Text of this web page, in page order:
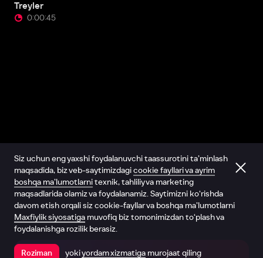
Treyler
0:00:45
Ilovada ochish
Siz uchun eng yaxshi foydalanuvchi taassurotini ta’minlash
maqsadida, biz veb-saytimizdagicookie fayllari va ayrim
boshqa ma’lumotlarnitexnik, tahliliy va marketing
maqsadlarida olamiz va foydalanamiz. Saytimizni ko‘rishda
davom etish orqali siz cookie-fayllar va boshqa ma’lumotlarni
Maxfiylik siyosatiga muvofiq biz tomonimizdan to‘plash va
foydalanishga rozilik berasiz.
Roziman yokiyordam xizmatiga murojaat qiling